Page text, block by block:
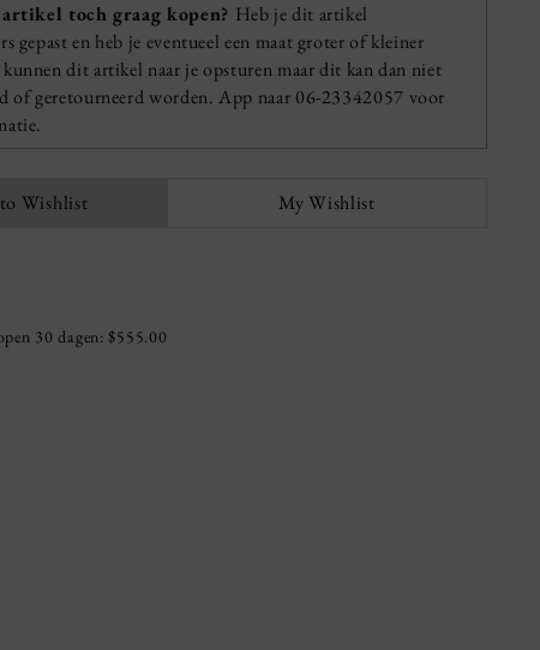
toch graag kopen? Heb je dit artikel
gepast en heb je eventueel een maat groter of kleiner
dit artikel naar je opsturen maar dit kan dan niet
of geretourneerd worden. App naar 06-23342057 voor
Wishlist My Wishlist
30 dagen:$555.00